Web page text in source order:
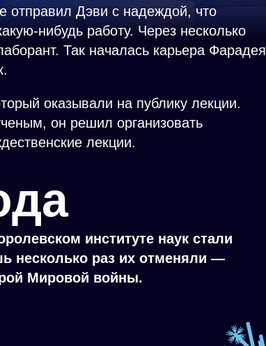
отправил Дэви с надеждой, что
работу. Через несколько
Так началась карьера Фарадея
оказывали на публику лекции.
он решил организовать
лекции.
институте наук стали
несколько раз их отменяли —
Мировой войны.